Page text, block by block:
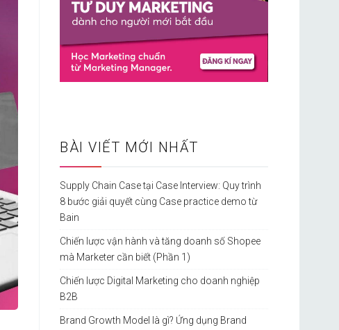
BÀI VIẾT MỚI NHẤT
Supply Chain Case tại Case Interview: Quy trình
8 bước giải quyết cùng Case practice demo từ
Bain
Chiến lược vận hành và tăng doanh số Shopee
mà Marketer cần biết (Phần 1)
Chiến lược Digital Marketing cho doanh nghiệp
B2B
Brand Growth Model là gì? Ứng dụng Brand